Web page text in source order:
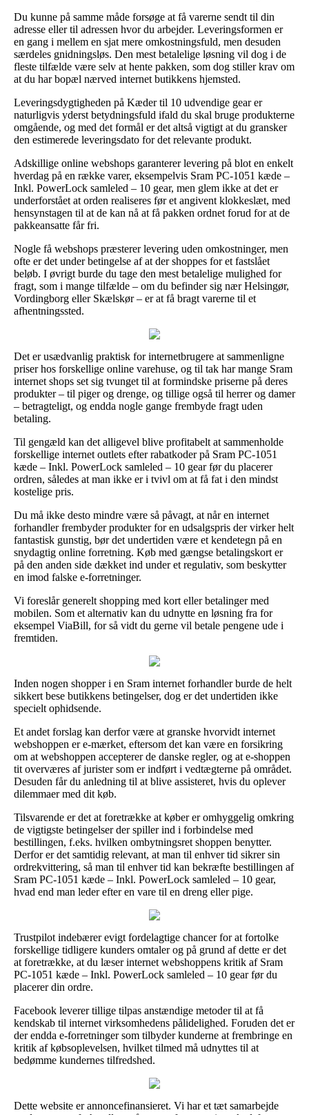
Du kunne på samme måde forsøge at få varerne sendt til din
adresse eller til adressen hvor du arbejder. Leveringsformen er
en gang i mellem en sjat mere omkostningsfuld, men desuden
særdeles gnidningsløs. Den mest betalelige løsning vil dog i de
fleste tilfælde være selv at hente pakken, som dog stiller krav om
at du har bopæl nærved internet butikkens hjemsted.
Leveringsdygtigheden på Kæder til 10 udvendige gear er
naturligvis yderst betydningsfuld ifald du skal bruge produkterne
omgående, og med det formål er det altså vigtigt at du gransker
den estimerede leveringsdato for det relevante produkt.
Adskillige online webshops garanterer levering på blot en enkelt
hverdag på en række varer, eksempelvis Sram PC-1051 kæde –
Inkl. PowerLock samleled – 10 gear, men glem ikke at det er
underforstået at orden realiseres før et angivent klokkeslæt, med
hensynstagen til at de kan nå at få pakken ordnet forud for at de
pakkeansatte får fri.
Nogle få webshops præsterer levering uden omkostninger, men
ofte er det under betingelse af at der shoppes for et fastslået
beløb. I øvrigt burde du tage den mest betalelige mulighed for
fragt, som i mange tilfælde – om du befinder sig nær Helsingør,
Vordingborg eller Skælskør – er at få bragt varerne til et
afhentningssted.
Det er usædvanlig praktisk for internetbrugere at sammenligne
priser hos forskellige online varehuse, og til tak har mange Sram
internet shops set sig tvunget til at formindske priserne på deres
produkter – til piger og drenge, og tillige også til herrer og damer
– betragteligt, og endda nogle gange frembyde fragt uden
betaling.
Til gengæld kan det alligevel blive profitabelt at sammenholde
forskellige internet outlets efter rabatkoder på Sram PC-1051
kæde – Inkl. PowerLock samleled – 10 gear før du placerer
ordren, således at man ikke er i tvivl om at få fat i den mindst
kostelige pris.
Du må ikke desto mindre være så påvagt, at når en internet
forhandler frembyder produkter for en udsalgspris der virker helt
fantastisk gunstig, bør det undertiden være et kendetegn på en
snydagtig online forretning. Køb med gængse betalingskort er
på den anden side dækket ind under et regulativ, som beskytter
en imod falske e-forretninger.
Vi foreslår generelt shopping med kort eller betalinger med
mobilen. Som et alternativ kan du udnytte en løsning fra for
eksempel ViaBill, for så vidt du gerne vil betale pengene ude i
fremtiden.
Inden nogen shopper i en Sram internet forhandler burde de helt
sikkert bese butikkens betingelser, dog er det undertiden ikke
specielt ophidsende.
Et andet forslag kan derfor være at granske hvorvidt internet
webshoppen er e-mærket, eftersom det kan være en forsikring
om at webshoppen accepterer de danske regler, og at e-shoppen
tit overværes af jurister som er indført i vedtægterne på området.
Desuden får du anledning til at blive assisteret, hvis du oplever
dilemmaer med dit køb.
Tilsvarende er det at foretrække at køber er omhyggelig omkring
de vigtigste betingelser der spiller ind i forbindelse med
bestillingen, f.eks. hvilken ombytningsret shoppen benytter.
Derfor er det samtidig relevant, at man til enhver tid sikrer sin
ordrekvittering, så man til enhver tid kan bekræfte bestillingen af
Sram PC-1051 kæde – Inkl. PowerLock samleled – 10 gear,
hvad end man leder efter en vare til en dreng eller pige.
Trustpilot indebærer evigt fordelagtige chancer for at fortolke
forskellige tidligere kunders omtaler og på grund af dette er det
at foretrække, at du læser internet webshoppens kritik af Sram
PC-1051 kæde – Inkl. PowerLock samleled – 10 gear før du
placerer din ordre.
Facebook leverer tillige tilpas anstændige metoder til at få
kendskab til internet virksomhedens pålidelighed. Foruden det er
der endda e-forretninger som tilbyder kunderne at frembringe en
kritik af købsoplevelsen, hvilket tilmed må udnyttes til at
bedømme kundernes tilfredshed.
Dette website er annoncefinansieret. Vi har et tæt samarbejde